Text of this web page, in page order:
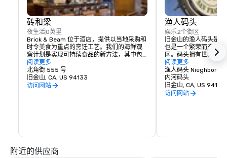
砖和梁
夜生活0英里
Brick & Beam 位于酒店，提供以当地采购和
时令美食为重点的烹饪工艺。我们的海鲜观
察计划是实现可持续食品的新方法，其中包
括精心采购和精心挑选的当地食品的负责任
菜单。从注重健康的有机食品到舒适的食
物，Brick & Beam 一定能满足任何美食家的
渴望。Brick & Beam 餐厅供应午餐和晚餐，
阅读更多
北角街 555 号
旧金山, CA, US 94133
访问网站
渔人码头
娱乐2个街区
旧金山的渔人码头是
也是一个繁荣而充满
区。码头拥有世界一
和无尽的娱乐机会，
的地方。
阅读更多
渔人码头
内河码头
旧金山, CA, US 94133
访问网站
附近的供应商